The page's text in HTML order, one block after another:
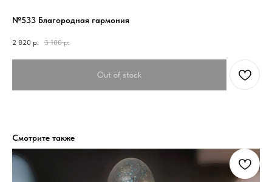
№533 Благородная гармония
2 820 р. 3 100 р.
Out of stock
Смотрите также